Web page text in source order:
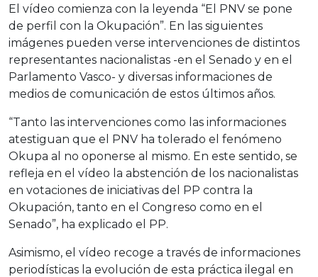
El vídeo comienza con la leyenda “El PNV se pone
de perfil con la Okupación”. En las siguientes
imágenes pueden verse intervenciones de distintos
representantes nacionalistas -en el Senado y en el
Parlamento Vasco- y diversas informaciones de
medios de comunicación de estos últimos años.
“Tanto las intervenciones como las informaciones
atestiguan que el PNV ha tolerado el fenómeno
Okupa al no oponerse al mismo. En este sentido, se
refleja en el vídeo la abstención de los nacionalistas
en votaciones de iniciativas del PP contra la
Okupación, tanto en el Congreso como en el
Senado”, ha explicado el PP.
Asimismo, el vídeo recoge a través de informaciones
periodísticas la evolución de esta práctica ilegal en